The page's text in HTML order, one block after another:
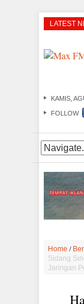
LATEST
KAMIS,
FOLLOW
Home /
Sidang
Jaringan